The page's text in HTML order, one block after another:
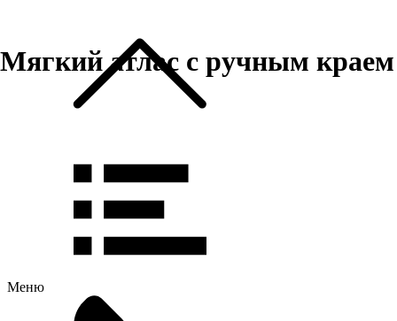
Меню
Мягкий атлас с ручным краем